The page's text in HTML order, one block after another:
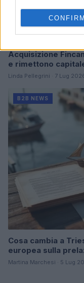
CONFIRM
Acquisizione
e rimettono
Linda Pellegrini · 7 Lug
B2B NEWS
Cosa cambia a
europea sulla
Martina Marchesi · 5 Lug